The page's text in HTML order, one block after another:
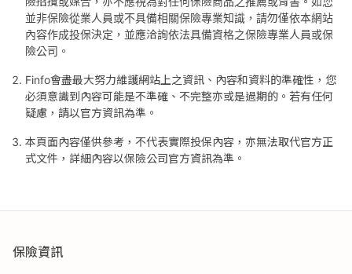
並非保險從業人員或不具備相關保險專業知識，請勿僅依本網站
內容作成投保決定，並應洽詢依法具備資格之保險專業人員或保
險公司。
Finfo會盡最大努力維護網站上之資訊、內容和資料的準確性，您
必須意識到內容可能是不準確、不完整亦或是過期的。若有任何
疑慮，請以官方資訊為準。
本頁面內容僅供參考，不代表實際投保內容，亦無法取代官方正
式文件，詳細內容以保險公司官方資訊為準。
保險資訊